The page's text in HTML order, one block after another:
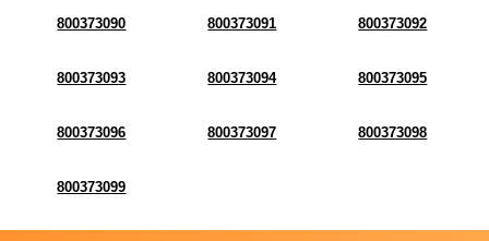
800373090 800373091 800373092
800373093 800373094 800373095
800373096 800373097 800373098
800373099